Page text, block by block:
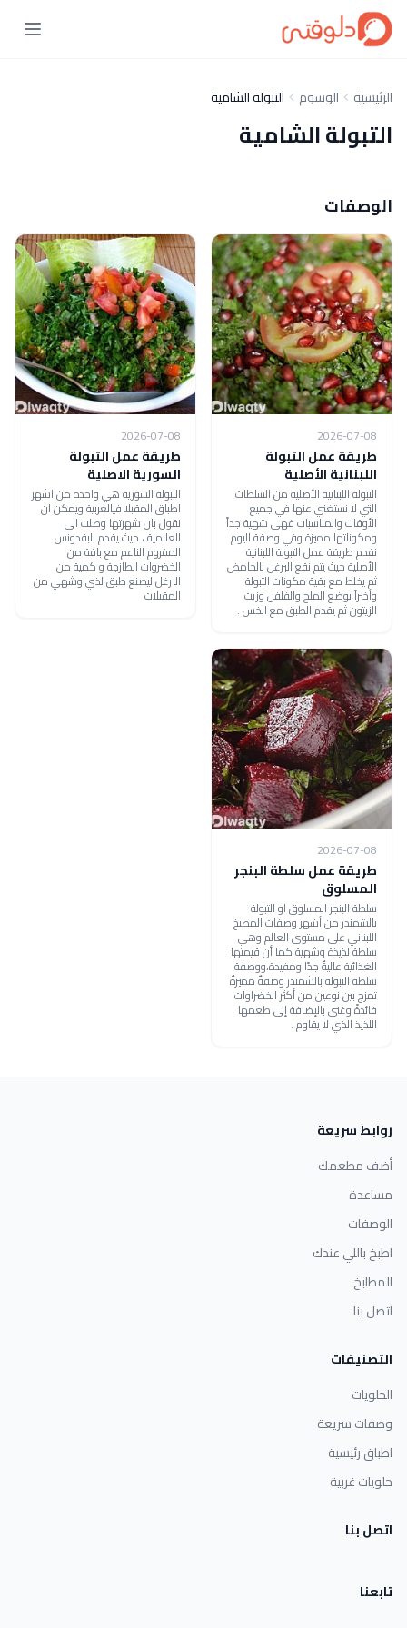
الرئيسية الوسوم التبولة الشامية
التبولة الشامية
الوصفات
2026-07-08
طريقة عمل التبولة
اللبنانية الأصلية
التبولة اللبنانية الأصلية من السلطات
التي لا نستغني عنها في جميع
الأوقات والمناسبات فهي شهية جداً
ومكوناتها مميزة وفي وصفة اليوم
نقدم طريقة عمل التبولة اللبنانية
الأصلية حيث يتم نقع البرغل بالحامض
ثم يخلط مع بقية مكونات التبولة
وأخيراً يوضع الملح والفلفل وزيت
الزيتون ثم يقدم الطبق مع الخس .
2026-07-08
طريقة عمل التبولة
السورية الاصلية
التبولة السورية هي واحدة من اشهر
اطباق المقبلا فيالعربية ويمكن ان
نقول بان شهرتها وصلت الى
العالمية ، حيث يقدم البقدونس
المفروم الناعم مع باقة من
الخضروات الطازجة و كمية من
البرغل ليصنع طبق لذي وشهي من
المقبلات
2026-07-08
طريقة عمل سلطة البنجر
المسلوق
سلطة البنجر المسلوق او التبولة
بالشمندر من أشهر وصفات المطبخ
اللبناني على مستوى العالم وهي
سلطة لذيذة وشهية كما أن قيمتها
الغذائية عاليةٌ جدًا ومفيدة،ووصفة
سلطة التبولة بالشمندر وصفةٌ مميزةٌ
تمزج بين نوعين من أكثر الخضراوات
فائدةً وغنى بالإضافة إلى طعمها
اللذيذ الذي لا يقاوم .
روابط سريعة
أضف مطعمك
مساعدة
الوصفات
اطبخ باللي عندك
المطابخ
اتصل بنا
التصنيفات
الحلويات
وصفات سريعة
اطباق رئيسية
حلويات غربية
اتصل بنا
تابعنا